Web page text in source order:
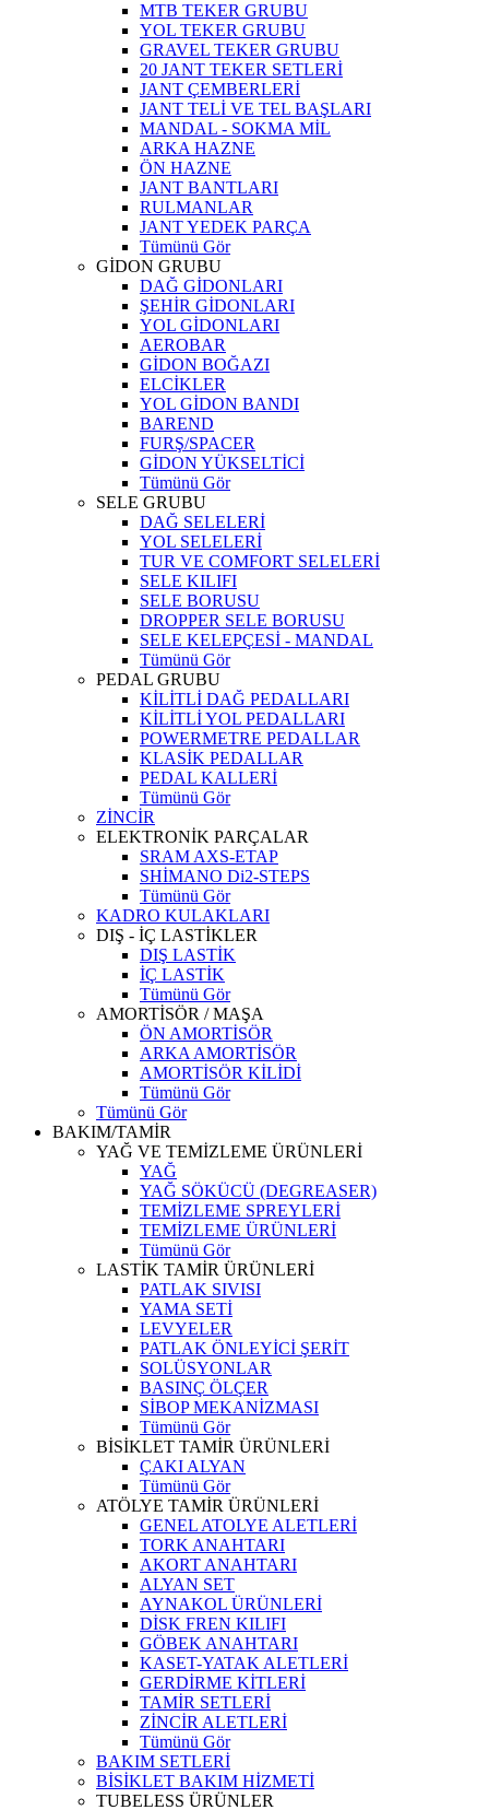
MTB TEKER GRUBU
YOL TEKER GRUBU
GRAVEL TEKER GRUBU
20 JANT TEKER SETLERİ
JANT ÇEMBERLERİ
JANT TELİ VE TEL BAŞLARI
MANDAL - SOKMA MİL
ARKA HAZNE
ÖN HAZNE
JANT BANTLARI
RULMANLAR
JANT YEDEK PARÇA
Tümünü Gör
GİDON GRUBU
DAĞ GİDONLARI
ŞEHİR GİDONLARI
YOL GİDONLARI
AEROBAR
GİDON BOĞAZI
ELCİKLER
YOL GİDON BANDI
BAREND
FURŞ/SPACER
GİDON YÜKSELTİCİ
Tümünü Gör
SELE GRUBU
DAĞ SELELERİ
YOL SELELERİ
TUR VE COMFORT SELELERİ
SELE KILIFI
SELE BORUSU
DROPPER SELE BORUSU
SELE KELEPÇESİ - MANDAL
Tümünü Gör
PEDAL GRUBU
KİLİTLİ DAĞ PEDALLARI
KİLİTLİ YOL PEDALLARI
POWERMETRE PEDALLAR
KLASİK PEDALLAR
PEDAL KALLERİ
Tümünü Gör
ZİNCİR
ELEKTRONİK PARÇALAR
SRAM AXS-ETAP
SHİMANO Di2-STEPS
Tümünü Gör
KADRO KULAKLARI
DIŞ - İÇ LASTİKLER
DIŞ LASTİK
İÇ LASTİK
Tümünü Gör
AMORTİSÖR / MAŞA
ÖN AMORTİSÖR
ARKA AMORTİSÖR
AMORTİSÖR KİLİDİ
Tümünü Gör
Tümünü Gör
BAKIM/TAMİR
YAĞ VE TEMİZLEME ÜRÜNLERİ
YAĞ
YAĞ SÖKÜCÜ (DEGREASER)
TEMİZLEME SPREYLERİ
TEMİZLEME ÜRÜNLERİ
Tümünü Gör
LASTİK TAMİR ÜRÜNLERİ
PATLAK SIVISI
YAMA SETİ
LEVYELER
PATLAK ÖNLEYİCİ ŞERİT
SOLÜSYONLAR
BASINÇ ÖLÇER
SİBOP MEKANİZMASI
Tümünü Gör
BİSİKLET TAMİR ÜRÜNLERİ
ÇAKI ALYAN
Tümünü Gör
ATÖLYE TAMİR ÜRÜNLERİ
GENEL ATOLYE ALETLERİ
TORK ANAHTARI
AKORT ANAHTARI
ALYAN SET
AYNAKOL ÜRÜNLERİ
DİSK FREN KILIFI
GÖBEK ANAHTARI
KASET-YATAK ALETLERİ
GERDİRME KİTLERİ
TAMİR SETLERİ
ZİNCİR ALETLERİ
Tümünü Gör
BAKIM SETLERİ
BİSİKLET BAKIM HİZMETİ
TUBELESS ÜRÜNLER